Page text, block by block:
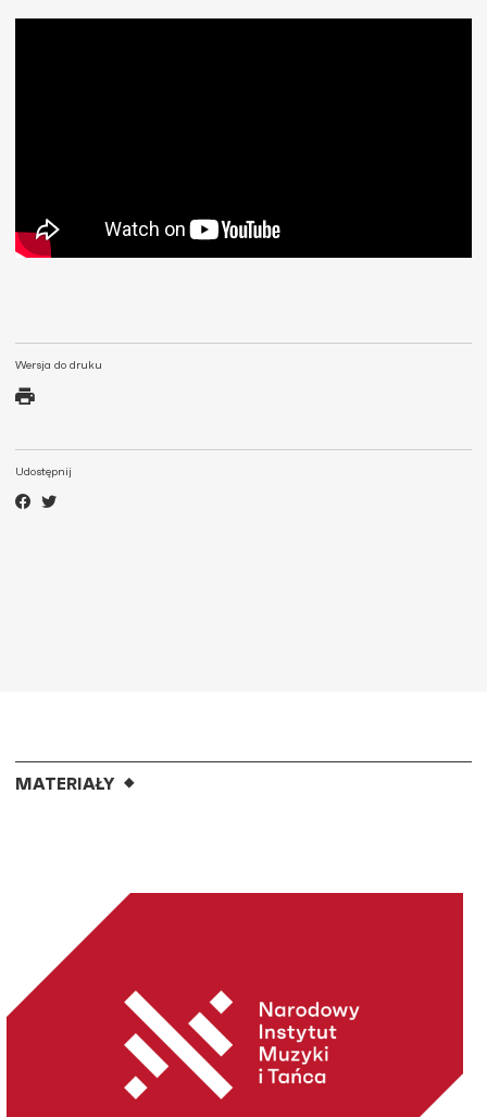
Wersja do druku
Udostępnij
MATERIAŁY